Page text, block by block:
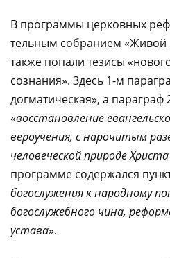
В программы церковных
тельным собранием «Живой
также попали тезисы
сознания». Здесь 1-м
догматическая», а параграф
«восстановление
вероучения, с нарочитым
человеческой природе
программе содержался
богослужения к народному
богослужебного чина,
устава».